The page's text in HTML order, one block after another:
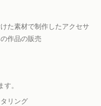
た素材で制作したアクセサ
作品の販売
。
リング